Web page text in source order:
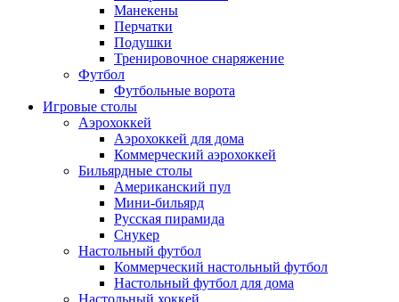
Манекены
Перчатки
Подушки
Тренировочное снаряжение
Футбол
Футбольные ворота
Игровые столы
Аэрохоккей
Аэрохоккей для дома
Коммерческий аэрохоккей
Бильярдные столы
Американский пул
Мини-бильярд
Русская пирамида
Снукер
Настольный футбол
Коммерческий настольный футбол
Настольный футбол для дома
Настольный хоккей